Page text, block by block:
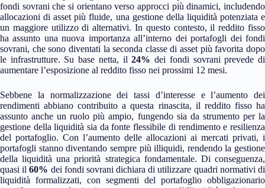
fondi sovrani che si orientano verso approcci più dinamici, includendo
allocazioni di asset più fluide, una gestione della liquidità potenziata e
un maggiore utilizzo di alternativi. In questo contesto, il reddito fisso
ha assunto una nuova importanza all’interno dei portafogli dei fondi
sovrani, che sono diventati la seconda classe di asset più favorita dopo
le infrastrutture. Su base netta, il24% dei fondi sovrani prevede di
aumentare l’esposizione al reddito fisso nei prossimi 12 mesi.
Sebbene la normalizzazione dei tassi d’interesse e l’aumento dei
rendimenti abbiano contribuito a questa rinascita, il reddito fisso ha
assunto anche un ruolo più ampio, fungendo sia da strumento per la
gestione della liquidità sia da fonte flessibile di rendimento e resilienza
del portafoglio. Con l’aumento delle allocazioni ai mercati privati, i
portafogli stanno diventando sempre più illiquidi, rendendo la gestione
della liquidità una priorità strategica fondamentale. Di conseguenza,
quasi il60% dei fondi sovrani dichiara di utilizzare quadri normativi di
liquidità formalizzati, con segmenti del portafoglio obbligazionario